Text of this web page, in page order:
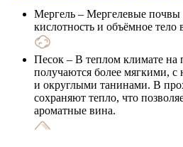
Мергель – Мергелевые
кислотность и объёмное тело
Песок – В теплом климате на
получаются более мягкими, с
и округлыми танинами. В
сохраняют тепло, что
ароматные вина.